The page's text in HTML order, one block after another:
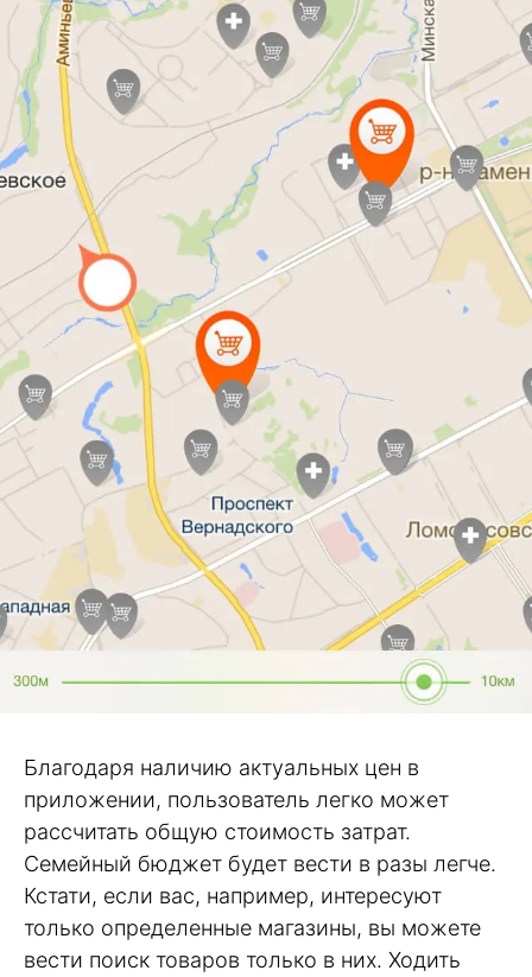
Благодаря наличию актуальных цен в
приложении, пользователь легко может
рассчитать общую стоимость затрат.
Семейный бюджет будет вести в разы легче.
Кстати, если вас, например, интересуют
только определенные магазины, вы можете
вести поиск товаров только в них. Ходить